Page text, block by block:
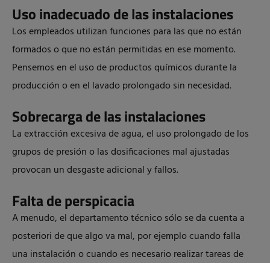
Uso inadecuado de las instalaciones
Los empleados utilizan funciones para las que no están
formados o que no están permitidas en ese momento.
Pensemos en el uso de productos químicos durante la
producción o en el lavado prolongado sin necesidad.
Sobrecarga de las instalaciones
La extracción excesiva de agua, el uso prolongado de los
grupos de presión o las dosificaciones mal ajustadas
provocan un desgaste adicional y fallos.
Falta de perspicacia
A menudo, el departamento técnico sólo se da cuenta a
posteriori de que algo va mal, por ejemplo cuando falla
una instalación o cuando es necesario realizar tareas de